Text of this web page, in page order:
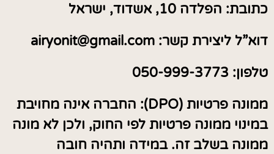
כתובת: הפלדה 10, אשדוד, ישראל
דוא”ל ליצירת קשר: airyonit@gmail.com
טלפון: 050-999-3773
ממונה פרטיות (DPO): החברה אינה מחויבת
במינוי ממונה פרטיות לפי החוק, ולכן לא מונה
ממונה בשלב זה. במידה ותהיה חובה